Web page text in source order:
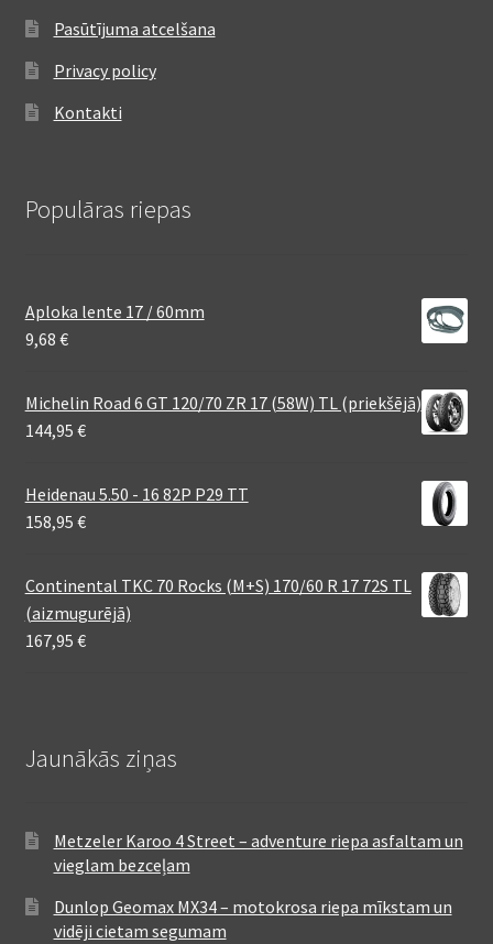
Pasūtījuma atcelšana
Privacy policy
Kontakti
Populāras riepas
Aploka lente 17 / 60mm
9,68 €
Michelin Road 6 GT 120/70 ZR 17 (58W) TL (priekšējā)
144,95 €
Heidenau 5.50 - 16 82P P29 TT
158,95 €
Continental TKC 70 Rocks (M+S) 170/60 R 17 72S TL
(aizmugurējā)
167,95 €
Jaunākās ziņas
Metzeler Karoo 4 Street – adventure riepa asfaltam un
vieglam bezceļam
Dunlop Geomax MX34 – motokrosa riepa mīkstam un
vidēji cietam segumam